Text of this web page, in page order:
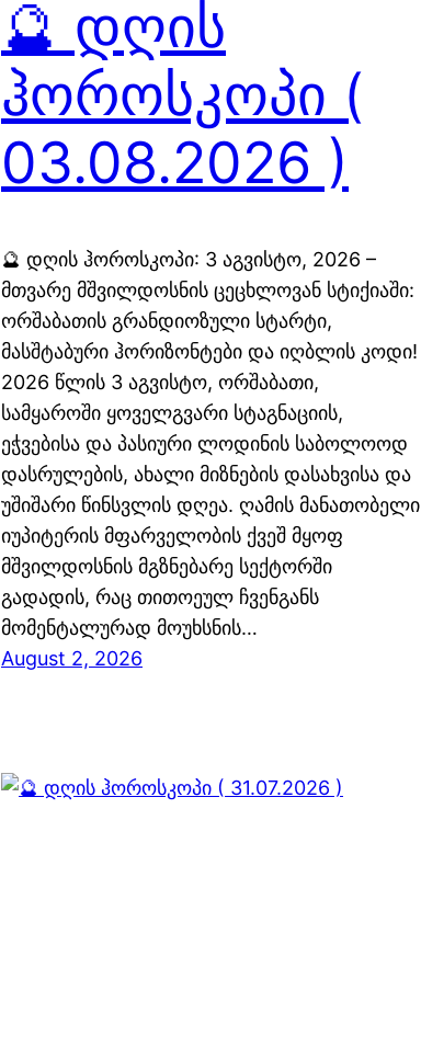
🔮 დღის
ჰოროსკოპი (
03.08.2026 )
🔮 დღის ჰოროსკოპი: 3 აგვისტო, 2026 –
მთვარე მშვილდოსნის ცეცხლოვან სტიქიაში:
ორშაბათის გრანდიოზული სტარტი,
მასშტაბური ჰორიზონტები და იღბლის კოდი!
2026 წლის 3 აგვისტო, ორშაბათი,
სამყაროში ყოველგვარი სტაგნაციის,
ეჭვებისა და პასიური ლოდინის საბოლოოდ
დასრულების, ახალი მიზნების დასახვისა და
უშიშარი წინსვლის დღეა. ღამის მანათობელი
იუპიტერის მფარველობის ქვეშ მყოფ
მშვილდოსნის მგზნებარე სექტორში
გადადის, რაც თითოეულ ჩვენგანს
მომენტალურად მოუხსნის…
August 2, 2026